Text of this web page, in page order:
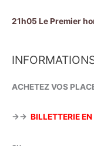
21h05 Le Premier
ACHETEZ VOS
→→ BILLETTERIE